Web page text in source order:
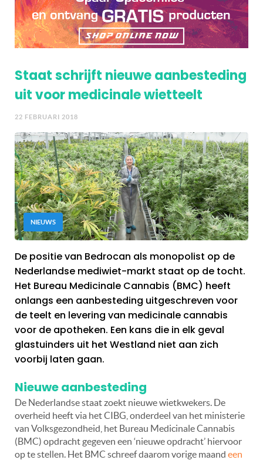
Staat schrijft nieuwe aanbesteding
uit voor medicinale wietteelt
22 FEBRUARI 2018
NIEUWS
De positie van Bedrocan als monopolist op de
Nederlandse mediwiet-markt staat op de tocht.
Het Bureau Medicinale Cannabis (BMC) heeft
onlangs een aanbesteding uitgeschreven voor
de teelt en levering van medicinale cannabis
voor de apotheken. Een kans die in elk geval
glastuinders uit het Westland niet aan zich
voorbij laten gaan.
Nieuwe aanbesteding
De Nederlandse staat zoekt nieuwe wietkwekers. De
overheid heeft via het CIBG, onderdeel van het ministerie
van Volksgezondheid, het Bureau Medicinale Cannabis
(BMC) opdracht gegeven een ‘nieuwe opdracht’ hiervoor
op te stellen. Het BMC schreef daarom vorige maand een